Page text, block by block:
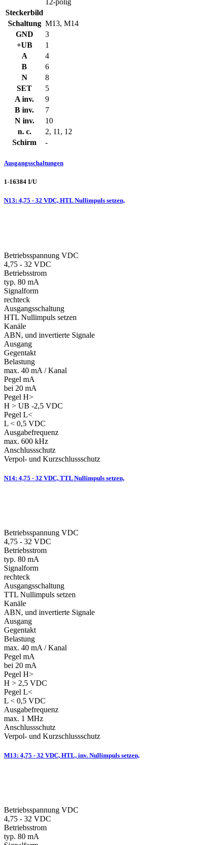
Steckerbild
Schaltung M13, M14
GND
3
+UB
1
A
4
B
6
N
8
SET
5
A inv.
9
B inv.
7
N inv.
10
n. c.
2, 11, 12
Schirm
-
Ausgangsschaltungen
1-16384 I/U
N13: 4,75 - 32 VDC, HTL Nullimpuls setzen,
Betriebsspannung VDC
4,75 - 32 VDC
Betriebsstrom
typ. 80 mA
Signalform
rechteck
Ausgangsschaltung
HTL Nullimpuls setzen
Kanäle
ABN, und invertierte Signale
Ausgang
Gegentakt
Belastung
max. 40 mA / Kanal
Pegel mA
bei 20 mA
Pegel H>
H > UB -2,5 VDC
Pegel L<
L < 0,5 VDC
Ausgabefrequenz
max. 600 kHz
Anschlussschutz
Verpol- und Kurzschlussschutz
N14: 4,75 - 32 VDC, TTL Nullimpuls setzen,
Betriebsspannung VDC
4,75 - 32 VDC
Betriebsstrom
typ. 80 mA
Signalform
rechteck
Ausgangsschaltung
TTL Nullimpuls setzen
Kanäle
ABN, und invertierte Signale
Ausgang
Gegentakt
Belastung
max. 40 mA / Kanal
Pegel mA
bei 20 mA
Pegel H>
H > 2,5 VDC
Pegel L<
L < 0,5 VDC
Ausgabefrequenz
max. 1 MHz
Anschlussschutz
Verpol- und Kurzschlussschutz
M13: 4,75 - 32 VDC, HTL, inv. Nullimpuls setzen,
Betriebsspannung VDC
4,75 - 32 VDC
Betriebsstrom
typ. 80 mA